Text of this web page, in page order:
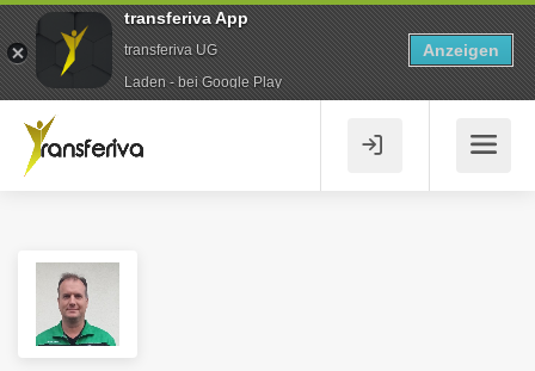
transferiva App
transferiva UG
Laden - bei Google Play
Anzeigen